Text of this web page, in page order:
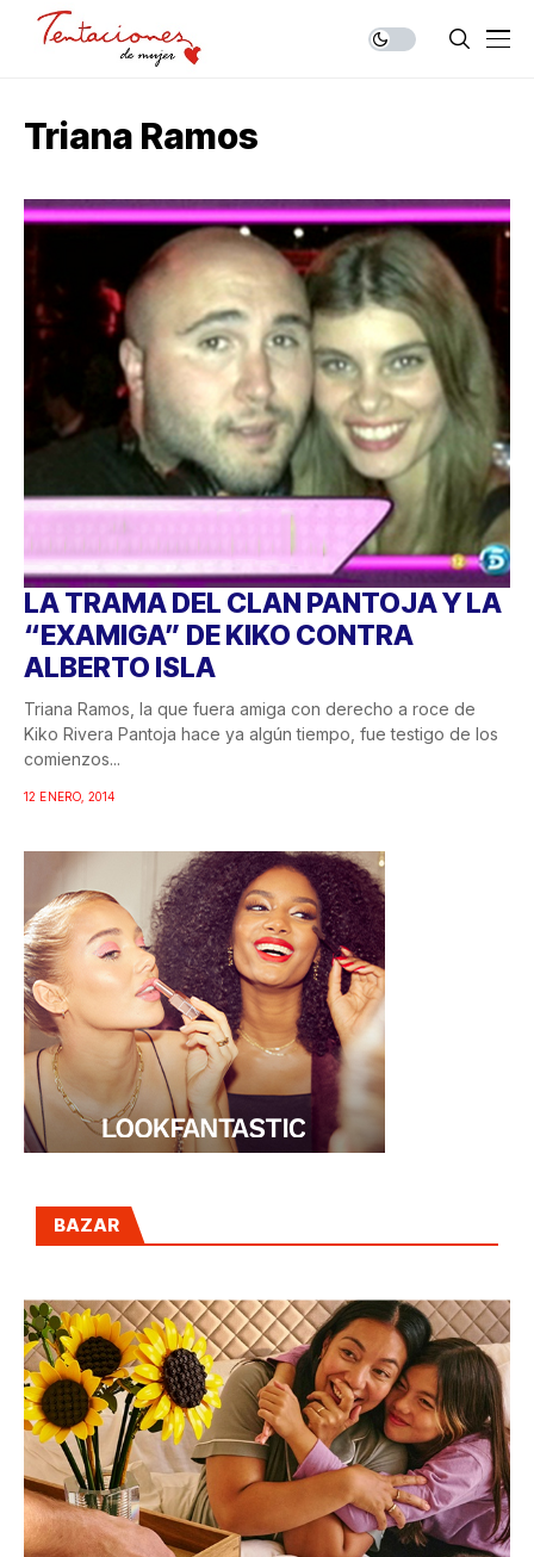
Triana Ramos
LA TRAMA DEL CLAN PANTOJA Y LA
“EXAMIGA” DE KIKO CONTRA
ALBERTO ISLA
Triana Ramos, la que fuera amiga con derecho a roce de
Kiko Rivera Pantoja hace ya algún tiempo, fue testigo de los
comienzos...
12 ENERO, 2014
BAZAR